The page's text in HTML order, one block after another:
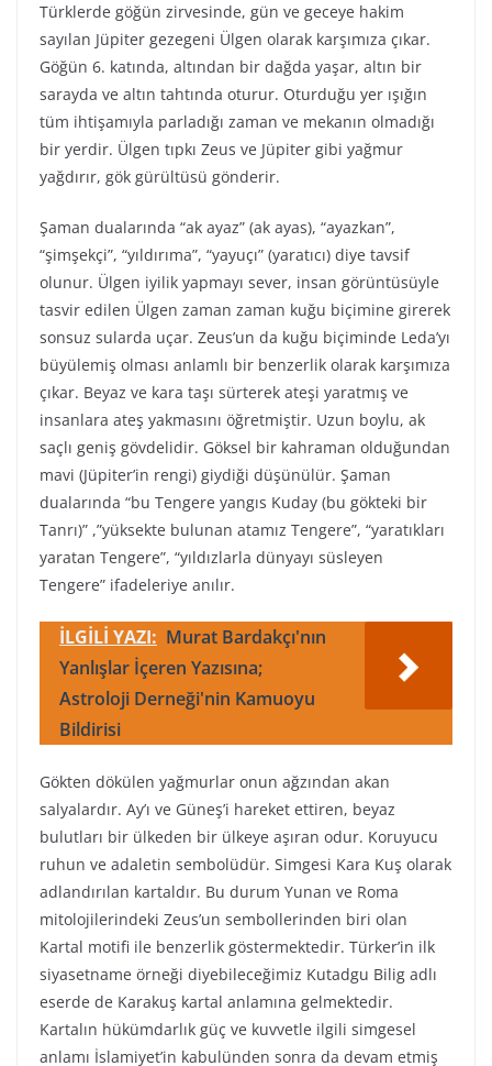
Türklerde göğün zirvesinde, gün ve geceye hakim
sayılan Jüpiter gezegeni Ülgen olarak karşımıza çıkar.
Göğün 6. katında, altından bir dağda yaşar, altın bir
sarayda ve altın tahtında oturur. Oturduğu yer ışığın
tüm ihtişamıyla parladığı zaman ve mekanın olmadığı
bir yerdir. Ülgen tıpkı Zeus ve Jüpiter gibi yağmur
yağdırır, gök gürültüsü gönderir.
Şaman dualarında “ak ayaz” (ak ayas), “ayazkan”,
“şimşekçi”, “yıldırıma”, “yayuçı” (yaratıcı) diye tavsif
olunur. Ülgen iyilik yapmayı sever, insan görüntüsüyle
tasvir edilen Ülgen zaman zaman kuğu biçimine girerek
sonsuz sularda uçar. Zeus’un da kuğu biçiminde Leda’yı
büyülemiş olması anlamlı bir benzerlik olarak karşımıza
çıkar. Beyaz ve kara taşı sürterek ateşi yaratmış ve
insanlara ateş yakmasını öğretmiştir. Uzun boylu, ak
saçlı geniş gövdelidir. Göksel bir kahraman olduğundan
mavi (Jüpiter’in rengi) giydiği düşünülür. Şaman
dualarında “bu Tengere yangıs Kuday (bu gökteki bir
Tanrı)” ,”yüksekte bulunan atamız Tengere”, “yaratıkları
yaratan Tengere”, “yıldızlarla dünyayı süsleyen
Tengere” ifadeleriye anılır.
İLGİLİ YAZI: Murat Bardakçı'nın
Yanlışlar İçeren Yazısına;
Astroloji Derneği'nin Kamuoyu
Bildirisi
Gökten dökülen yağmurlar onun ağzından akan
salyalardır. Ay’ı ve Güneş’i hareket ettiren, beyaz
bulutları bir ülkeden bir ülkeye aşıran odur. Koruyucu
ruhun ve adaletin sembolüdür. Simgesi Kara Kuş olarak
adlandırılan kartaldır. Bu durum Yunan ve Roma
mitolojilerindeki Zeus’un sembollerinden biri olan
Kartal motifi ile benzerlik göstermektedir. Türker’in ilk
siyasetname örneği diyebileceğimiz Kutadgu Bilig adlı
eserde de Karakuş kartal anlamına gelmektedir.
Kartalın hükümdarlık güç ve kuvvetle ilgili simgesel
anlamı İslamiyet’in kabulünden sonra da devam etmiş